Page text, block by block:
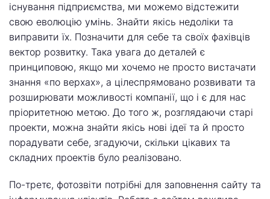
існування підприємства, ми можемо відстежити
свою еволюцію умінь. Знайти якісь недоліки та
виправити їх. Позначити для себе та своїх фахівців
вектор розвитку. Така увага до деталей є
принциповою, якщо ми хочемо не просто вистачати
знання «по верхах», а цілеспрямовано розвивати та
розширювати можливості компанії, що і є для нас
пріоритетною метою. До того ж, розглядаючи старі
проекти, можна знайти якісь нові ідеї та й просто
порадувати себе, згадуючи, скільки цікавих та
складних проектів було реалізовано.
По-третє, фотозвіти потрібні для заповнення сайту та